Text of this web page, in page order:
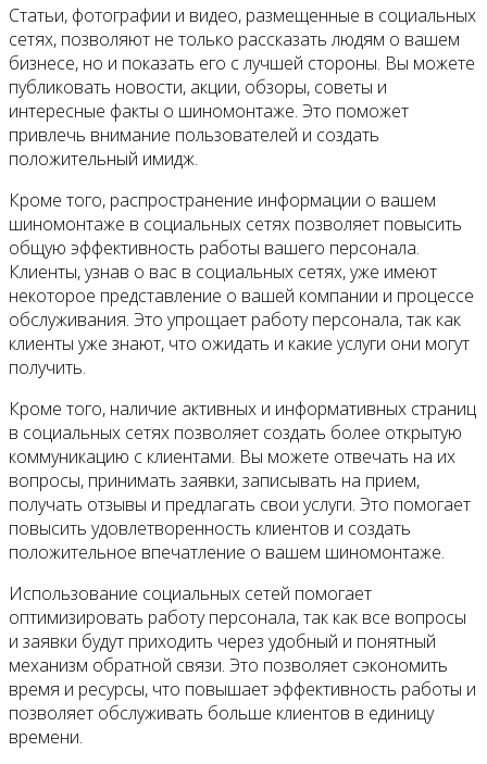
Статьи, фотографии и видео, размещенные в социальных
сетях, позволяют не только рассказать людям о вашем
бизнесе, но и показать его с лучшей стороны. Вы можете
публиковать новости, акции, обзоры, советы и
интересные факты о шиномонтаже. Это поможет
привлечь внимание пользователей и создать
положительный имидж.
Кроме того, распространение информации о вашем
шиномонтаже в социальных сетях позволяет повысить
общую эффективность работы вашего персонала.
Клиенты, узнав о вас в социальных сетях, уже имеют
некоторое представление о вашей компании и процессе
обслуживания. Это упрощает работу персонала, так как
клиенты уже знают, что ожидать и какие услуги они могут
получить.
Кроме того, наличие активных и информативных страниц
в социальных сетях позволяет создать более открытую
коммуникацию с клиентами. Вы можете отвечать на их
вопросы, принимать заявки, записывать на прием,
получать отзывы и предлагать свои услуги. Это помогает
повысить удовлетворенность клиентов и создать
положительное впечатление о вашем шиномонтаже.
Использование социальных сетей помогает
оптимизировать работу персонала, так как все вопросы
и заявки будут приходить через удобный и понятный
механизм обратной связи. Это позволяет сэкономить
время и ресурсы, что повышает эффективность работы и
позволяет обслуживать больше клиентов в единицу
времени.